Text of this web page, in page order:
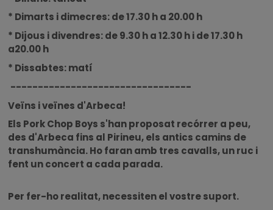
* Dimarts i dimecres: de 17.30 h a 20.00 h
* Dijous i divendres: de 9.30 h a 12.30 h i de 17.30 h
a20.00 h
* Dissabtes: matí
---------------------------------
Veïns i veïnes d'Arbeca!
Els Pork Chop Boys s'han proposat recórrer a peu,
des d'Arbeca fins al Pirineu, els antics camins de
transhumància. Ho faran amb tres cavalls, un ruc i
fent un concert a cada parada.
Per fer-ho realitat, necessiten el vostre suport.